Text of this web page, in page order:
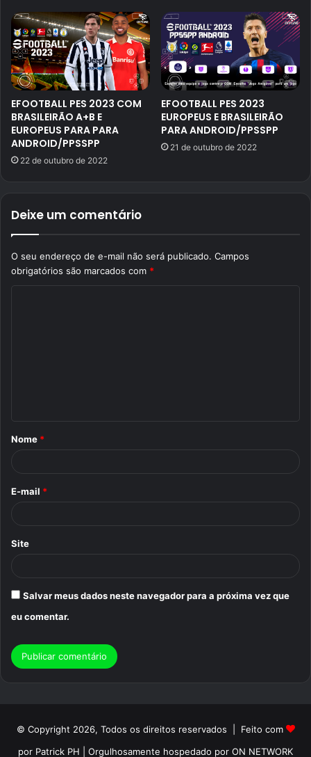
EFOOTBALL PES 2023 COM
BRASILEIRÃO A+B E
EUROPEUS PARA PARA
ANDROID/PPSSPP
22 de outubro de 2022
EFOOTBALL PES 2023
EUROPEUS E BRASILEIRÃO
PARA ANDROID/PPSSPP
21 de outubro de 2022
Deixe um comentário
O seu endereço de e-mail não será publicado. Campos
obrigatórios são marcados com *
r
Nome *
E-mail *
Site
Salvar meus dados neste navegador para a próxima vez que
eu comentar.
© Copyright 2026, Todos os direitos reservados | Feito com
por Patrick PH | Orgulhosamente hospedado por ON NETWORK